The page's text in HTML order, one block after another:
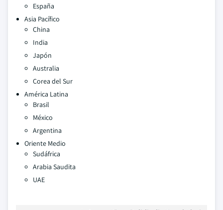
España
Asia Pacífico
China
India
Japón
Australia
Corea del Sur
América Latina
Brasil
México
Argentina
Oriente Medio
Sudáfrica
Arabia Saudita
UAE